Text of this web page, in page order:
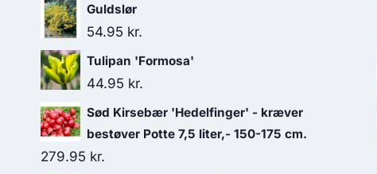
Guldslør
54.95 kr.
Tulipan 'Formosa'
44.95 kr.
Sød Kirsebær 'Hedelfinger' - kræver
bestøver Potte 7,5 liter,- 150-175 cm.
279.95 kr.